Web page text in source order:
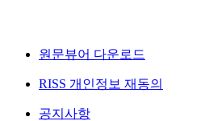
원문뷰어 다운로드
RISS 개인정보 재동의
공지사항